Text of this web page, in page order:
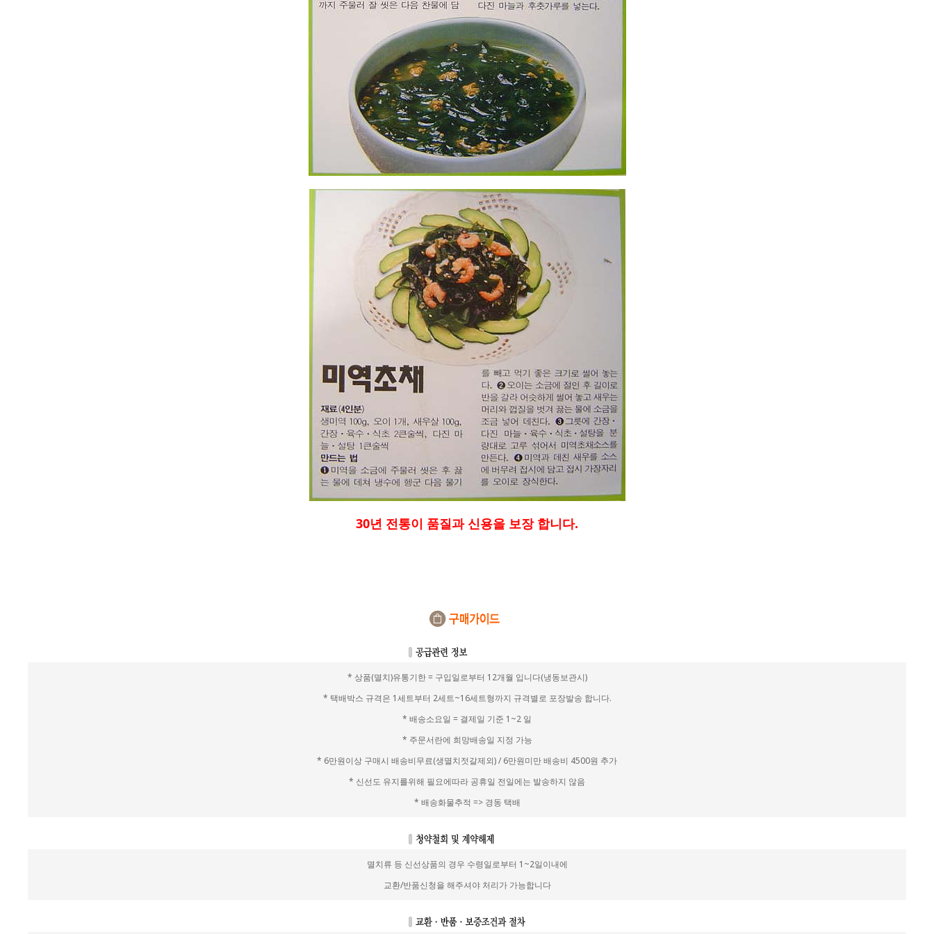
30년 전통이 품질과 신용을 보장 합니다.
* 상품(멸치)유통기한 = 구입일로부터 12개월 입니다(냉동보관시)
* 택배박스 규격은 1세트부터 2세트~16세트형까지 규격별로 포장발송 합니다.
* 배송소요일 = 결제일 기준 1~2 일
* 주문서란에 희망배송일 지정 가능
* 6만원이상 구매시 배송비무료(생멸치젓갈제외) / 6만원미만 배송비 4500원 추가
* 신선도 유지를위해 필요에따라 공휴일 전일에는 발송하지 않음
* 배송화물추적 => 경동 택배
멸치류 등 신선상품의 경우 수령일로부터 1~2일이내에
교환/반품신청을 해주셔야 처리가 가능합니다